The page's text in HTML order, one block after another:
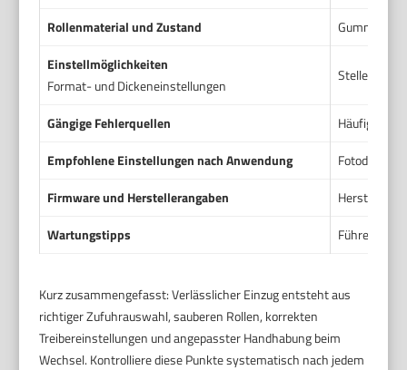
Rollenmaterial und Zustand
Gummierte
Einstellmöglichkeiten
Format- und Dickeneinstellungen
Stelle im
Gängige Fehlerquellen
Häufige
Empfohlene Einstellungen nach Anwendung
Fotodruck:
Firmware und Herstellerangaben
Wartungstipps
Führe
Kurz zusammengefasst: Verlässlicher Einzug entsteht aus
richtiger Zufuhrauswahl, sauberen Rollen, korrekten
Treibereinstellungen und angepasster Handhabung beim
Wechsel. Kontrolliere diese Punkte systematisch nach jedem